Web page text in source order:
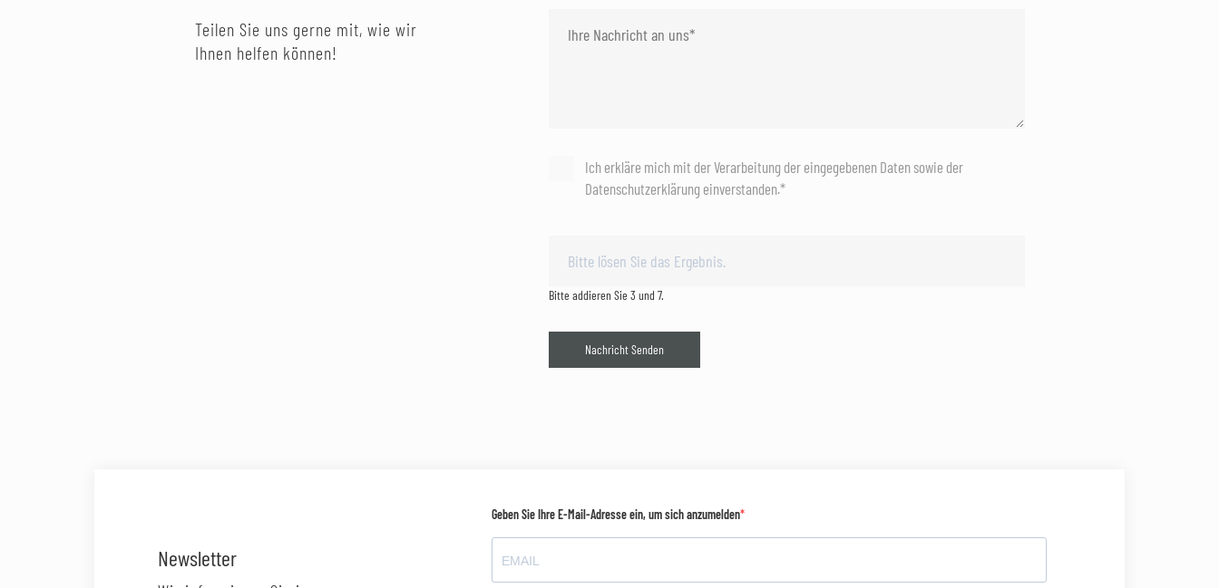
Teilen Sie uns gerne mit, wie wir
Ihnen helfen können!
Ich erkläre mich mit der Verarbeitung der eingegebenen Daten sowie der
Datenschutzerklärung einverstanden.*
Bitte addieren Sie 3 und 7.
Nachricht Senden
Newsletter
Geben Sie Ihre E-Mail-Adresse ein, um sich anzumelden